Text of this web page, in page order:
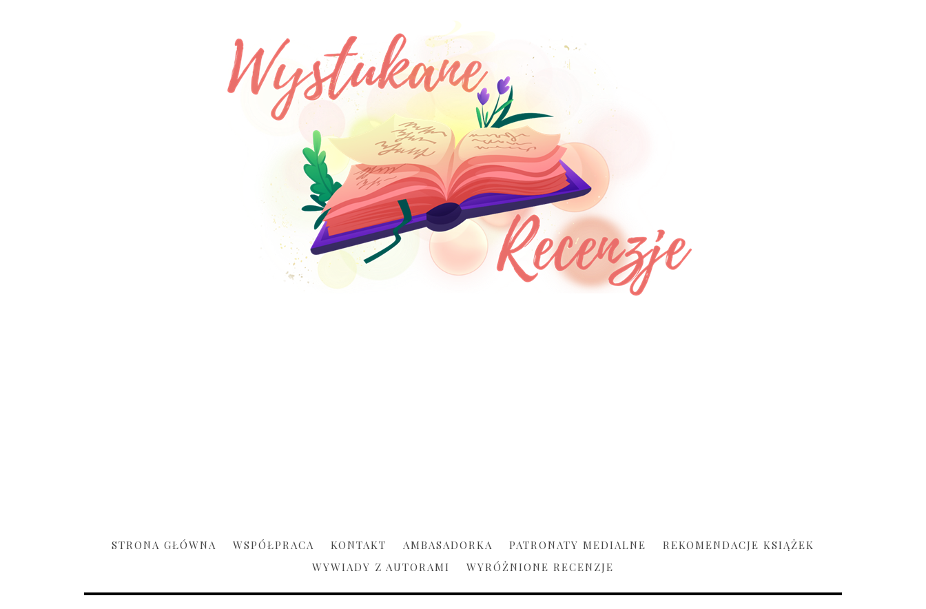
STRONA GŁÓWNA WSPÓŁPRACA KONTAKT AMBASADORKA PATRONATY MEDIALNE
REKOMENDACJE KSIĄŻEK
WYWIADY Z AUTORAMI
WYRÓŻNIONE RECENZJE